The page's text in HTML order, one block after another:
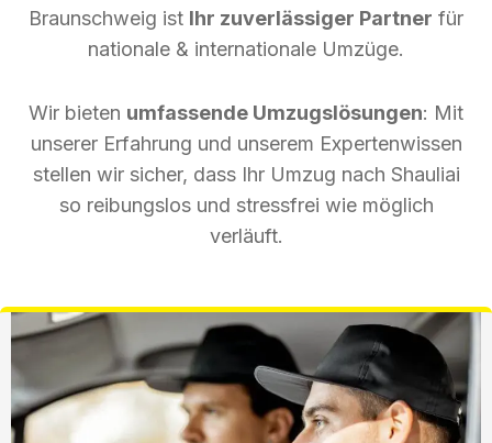
Braunschweig ist Ihr zuverlässiger Partner für
nationale & internationale Umzüge.
Wir bieten umfassende Umzugslösungen: Mit
unserer Erfahrung und unserem Expertenwissen
stellen wir sicher, dass Ihr Umzug nach Shauliai
so reibungslos und stressfrei wie möglich
verläuft.